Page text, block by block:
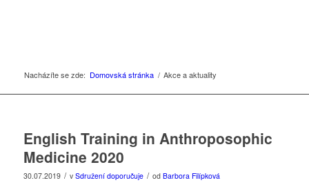
Nacházíte se zde: Domovská stránka / Akce a aktuality
English Training in Anthroposophic
Medicine 2020
30.07.2019 / v Sdružení doporučuje / od Barbora Filípková